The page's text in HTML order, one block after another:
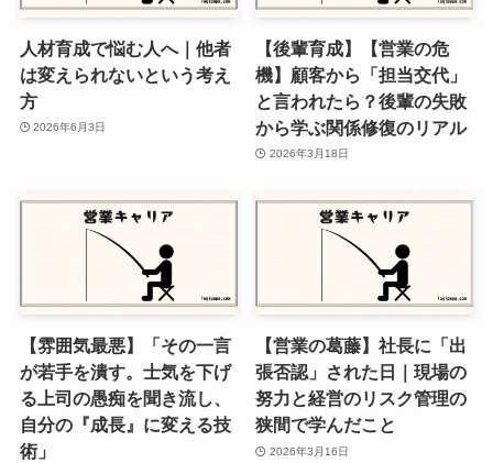
人材育成で悩む人へ｜他者
は変えられないという考え
方
2026年6月3日
【後輩育成】【営業の危
機】顧客から「担当交代」
と言われたら？後輩の失敗
から学ぶ関係修復のリアル
2026年3月18日
【雰囲気最悪】「その一言
が若手を潰す。士気を下げ
る上司の愚痴を聞き流し、
自分の『成長』に変える技
術」
【営業の葛藤】社長に「出
張否認」された日｜現場の
努力と経営のリスク管理の
狭間で学んだこと
2026年3月16日